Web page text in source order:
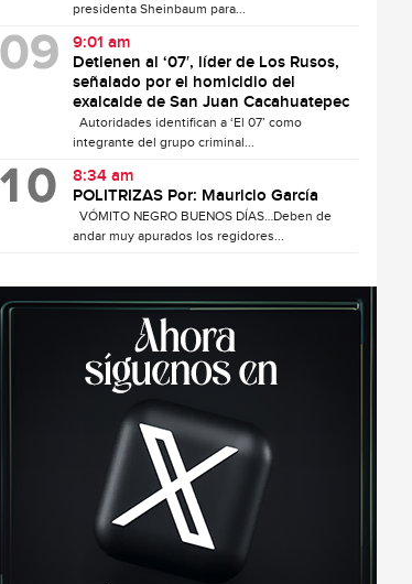
presidenta Sheinbaum para...
9:01 am
Detienen al ‘07′, líder de Los Rusos,
señalado por el homicidio del
exalcalde de San Juan Cacahuatepec
Autoridades identifican a ‘El 07’ como
integrante del grupo criminal...
8:34 am
POLITRIZAS Por: Mauricio García
VÓMITO NEGRO BUENOS DÍAS…Deben de
andar muy apurados los regidores...